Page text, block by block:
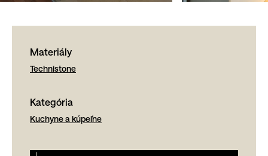
Materiály
Technistone
Kategória
Kuchyne a kúpeľne